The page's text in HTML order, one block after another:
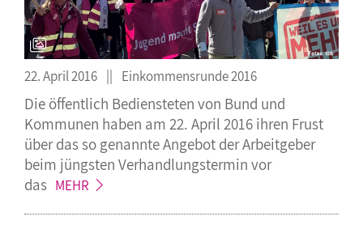
22. April 2016 Einkommensrunde 2016
Die öffentlich Bediensteten von Bund und
Kommunen haben am 22. April 2016 ihren Frust
über das so genannte Angebot der Arbeitgeber
beim jüngsten Verhandlungstermin vor
das MEHR